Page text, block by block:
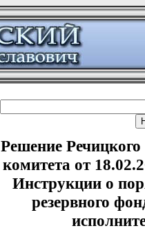
Решение Речицкого
комитета от
Инструкции о
резервного